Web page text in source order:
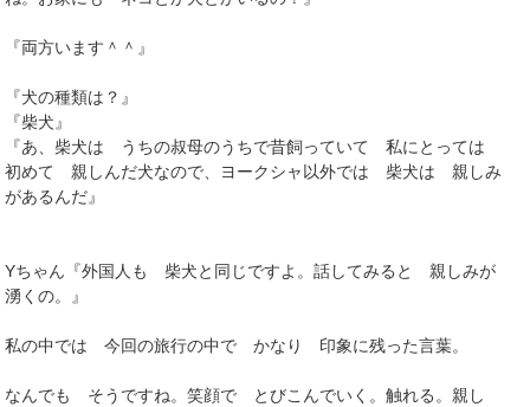
『両方います＾＾』
『犬の種類は？』
『柴犬』
『あ、柴犬は うちの叔母のうちで昔飼っていて 私にとっては
初めて 親しんだ犬なので、ヨークシャ以外では 柴犬は 親しみ
があるんだ』
Yちゃん『外国人も 柴犬と同じですよ。話してみると 親しみが
湧くの。』
私の中では 今回の旅行の中で かなり 印象に残った言葉。
なんでも そうですね。笑顔で とびこんでいく。触れる。親し